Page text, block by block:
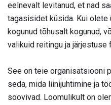
eelnevalt levitanud, et nad
tagasisidet küsida. Kui
kogunud tõhusalt kogunud,
valikuid reitingu ja järjestuse
See on teie organisatsiooni
seda, mida liinijuhtimine ja
soovivad. Loomulikult on